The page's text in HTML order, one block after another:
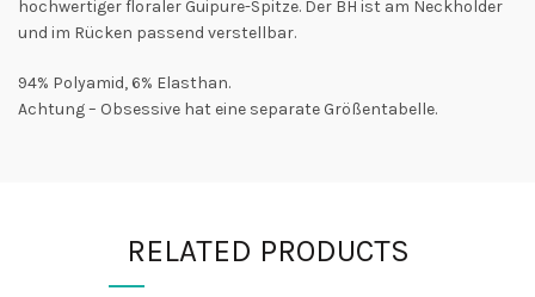
hochwertiger floraler Guipure-Spitze. Der BH ist am Neckholder
und im Rücken passend verstellbar.
94% Polyamid, 6% Elasthan.
Achtung – Obsessive hat eine separate Größentabelle.
RELATED PRODUCTS